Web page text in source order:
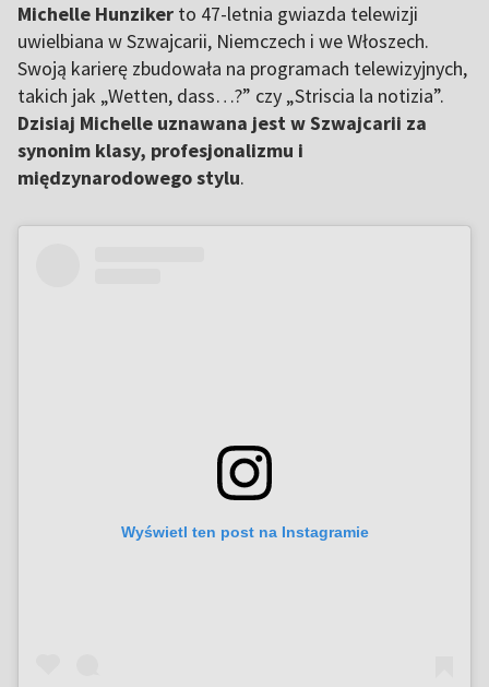
Michelle Hunziker to 47-letnia gwiazda telewizji
uwielbiana w Szwajcarii, Niemczech i we Włoszech.
Swoją karierę zbudowała na programach telewizyjnych,
takich jak „Wetten, dass…?” czy „Striscia la notizia”.
Dzisiaj Michelle uznawana jest w Szwajcarii za
synonim klasy, profesjonalizmu i
międzynarodowego stylu.
Wyświetl ten post na Instagramie